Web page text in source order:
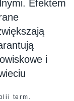
Efektem
i
term.